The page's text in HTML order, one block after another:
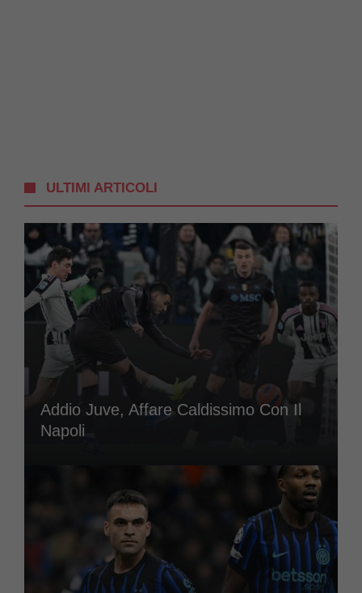
ULTIMI ARTICOLI
Addio Juve, Affare Caldissimo Con Il
Napoli